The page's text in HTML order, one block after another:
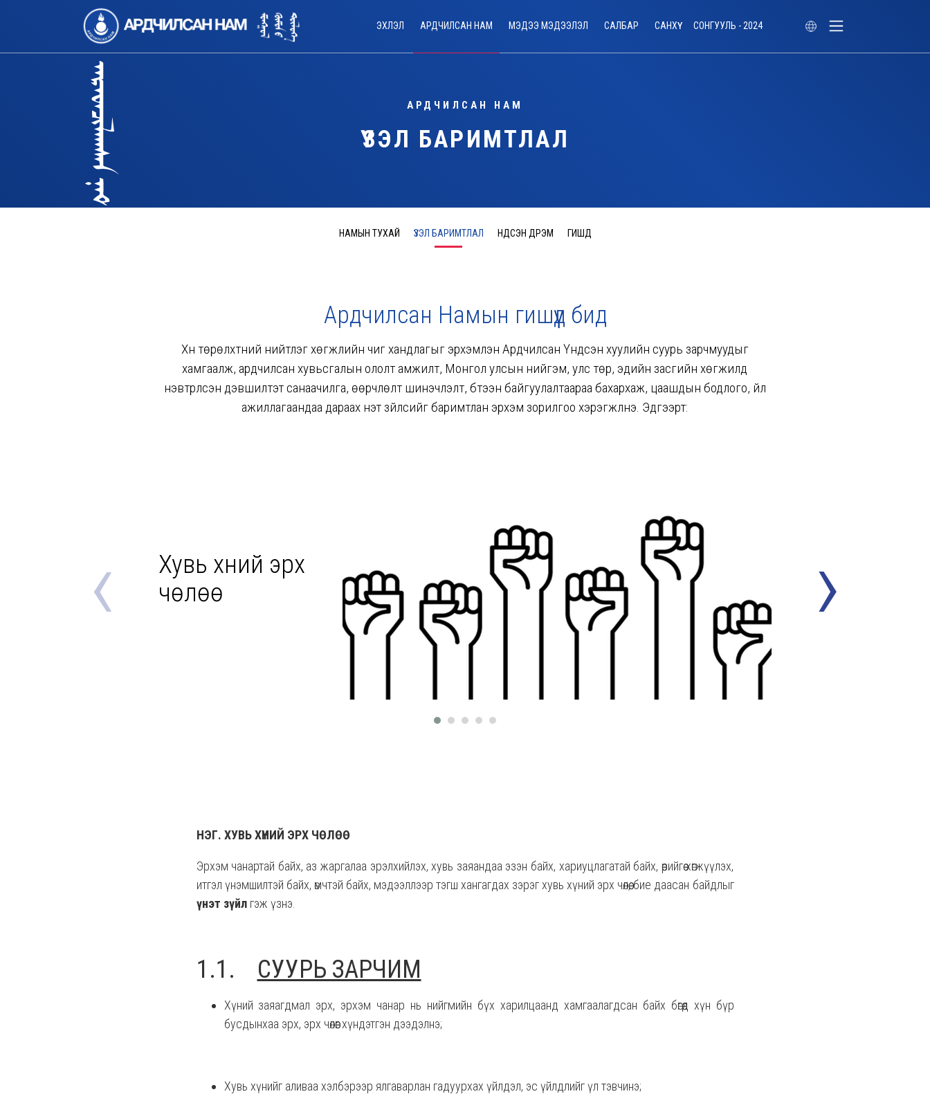
ЭХЛЭЛ АРДЧИЛСАН НАМ МЭДЭЭ МЭДЭЭЛЭЛ САЛБАР САНХҮҮ СОНГУУЛЬ - 2024
АРДЧИЛСАН НАМ
ҮЗЭЛ БАРИМТЛАЛ
НАМЫН ТУХАЙ ҮЗЭЛ БАРИМТЛАЛ ҮНДСЭН ДҮРЭМ ГИШҮҮД
Ардчилсан Намын гишүүд бид
Хүн төрөлхтний нийтлэг хөгжлийн чиг хандлагыг эрхэмлэн Ардчилсан Үндсэн хуулийн суурь зарчмуудыг
хамгаалж, ардчилсан хувьсгалын ололт амжилт, Монгол улсын нийгэм, улс төр, эдийн засгийн хөгжилд
нэвтрүүлсэн дэвшилтэт санаачилга, өөрчлөлт шинэчлэлт, бүтээн байгуулалтаараа бахархаж, цаашдын бодлого, үйл
ажиллагаандаа дараах үнэт зүйлсийг баримтлан эрхэм зорилгоо хэрэгжүүлнэ. Эдгээрт:
Хувь хүний эрх
чөлөө
‹ ›
НЭГ. ХУВЬ ХҮНИЙ ЭРХ ЧӨЛӨӨ
Эрхэм чанартай байх, аз жаргалаа эрэлхийлэх, хувь заяандаа эзэн байх, хариуцлагатай байх, өөрийгөө хөгжүүлэх,
итгэл үнэмшилтэй байх, өмчтэй байх, мэдээллээр тэгш хангагдах зэрэг хувь хүний эрх чөлөө, бие даасан байдлыг
үнэт зүйл гэж үзнэ.
1.1. СУУРЬ ЗАРЧИМ
Хүний заяагдмал эрх, эрхэм чанар нь нийгмийн бүх харилцаанд хамгаалагдсан байх бөгөөд хүн бүр
бусдынхаа эрх, эрх чөлөөг хүндэтгэн дээдэлнэ;
Хувь хүнийг аливаа хэлбэрээр ялгаварлан гадуурхах үйлдэл, эс үйлдлийг үл тэвчинэ;